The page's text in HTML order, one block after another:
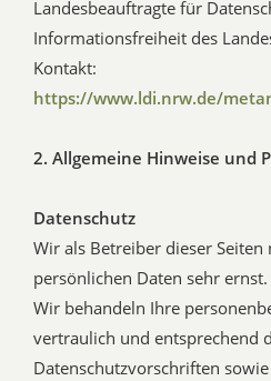
Landesbeauftragte für
Informationsfreiheit des
Kontakt:
https://www.ldi.nrw.de/
2. Allgemeine Hinweise und
Datenschutz
Wir als Betreiber dieser
persönlichen Daten sehr ernst.
Wir behandeln Ihre
vertraulich und entsprechend
Datenschutzvorschriften